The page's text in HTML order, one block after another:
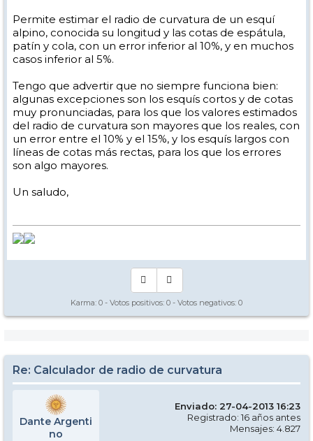
Permite estimar el radio de curvatura de un esquí
alpino, conocida su longitud y las cotas de espátula,
patín y cola, con un error inferior al 10%, y en muchos
casos inferior al 5%.
Tengo que advertir que no siempre funciona bien:
algunas excepciones son los esquís cortos y de cotas
muy pronunciadas, para los que los valores estimados
del radio de curvatura son mayores que los reales, con
un error entre el 10% y el 15%, y los esquís largos con
líneas de cotas más rectas, para los que los errores
son algo mayores.
Un saludo,
Karma: 0 - Votos positivos: 0 - Votos negativos: 0
Re: Calculador de radio de curvatura
Dante Argenti
no
Enviado: 27-04-2013 16:23
Registrado: 16 años antes
Mensajes: 4.827